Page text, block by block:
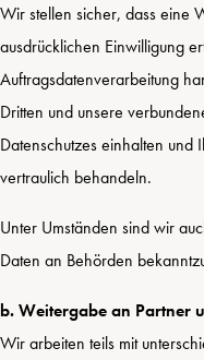
Wir stellen sicher, dass eine
ausdrücklichen Einwilligung
Auftragsdatenverarbeitung
Dritten und unsere
Datenschutzes einhalten
vertraulich behandeln.
Unter Umständen sind wir
Daten an Behörden
b. Weitergabe an Partner
Wir arbeiten teils mit